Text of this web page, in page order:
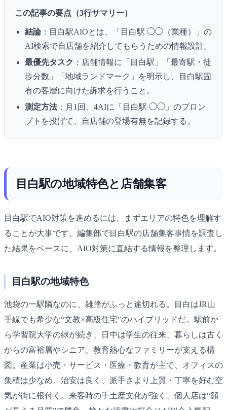
この記事の要点（3行サマリー）
結論：目白駅AIOとは、「目白駅 ◯◯（業種）」の
AI検索で自店舗を紹介してもらうための情報設計。
最優先タスク ：店舗情報に「目白駅」「最寄駅・徒
歩分数」「地域ランドマーク」を明示し、目白駅固
有の客層に向けた訴求を行うこと。
測定方法：月1回、4AIに「目白駅 ◯◯」のプロン
プトを投げて、自店舗の登場有無を記録する。
目白駅の地域特色と店舗集客
目白駅でAIO対策を進めるには、まずエリアの特色を理解す
ることが大事です。編集部で目白駅の店舗集客事情を調査し
た結果をベースに、AIO対策に直結する情報を整理します。
目白駅の地域特色
池袋の一駅隣なのに、雑踏がふっと途切れる。目白はJR山
手線でも希少な“文教×高級住宅”のハイブリッドだ。駅前か
ら学習院大学の緑が続き、日中は学生の往来、暮らしは古く
からの富裕層やシニア、教育熱心なファミリーが支える構
図。産業は小売・サービス・医療・教育が主で、オフィスの
集積は少なめ。治安は良く、派手さより上質・丁寧を好む空
気が街に根付く。来客時の手土産文化が強く、個人店は“顔